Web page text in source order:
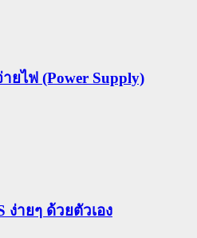
ยไฟ (Power Supply)
ง่ายๆ ด้วยตัวเอง